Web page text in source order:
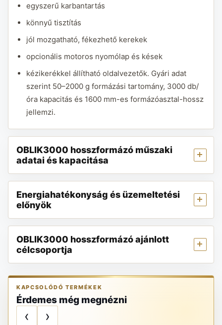
egyszerű karbantartás
könnyű tisztítás
jól mozgatható, fékezhető kerekek
opcionális motoros nyomólap és kések
kézikerékkel állítható oldalvezetők. Gyári adat
szerint 50–2000 g formázási tartomány, 3000 db/
óra kapacitás és 1600 mm-es formázóasztal-hossz
jellemzi.
OBLIK3000 hosszformázó műszaki
adatai és kapacitása
Energiahatékonyság és üzemeltetési
előnyök
OBLIK3000 hosszformázó ajánlott
célcsoportja
KAPCSOLÓDÓ TERMÉKEK
Érdemes még megnézni
‹ ›